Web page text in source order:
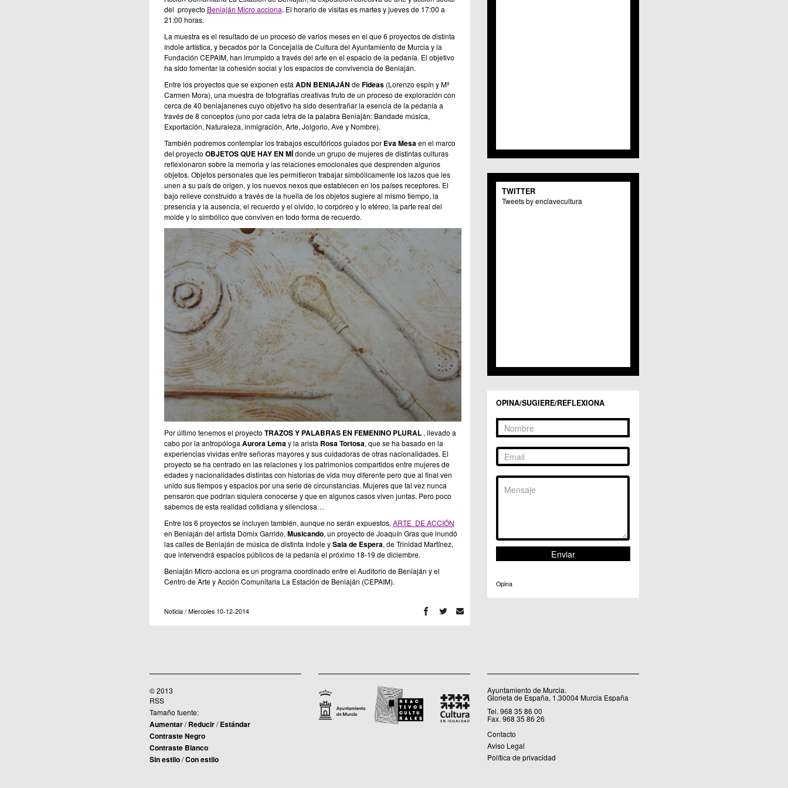
del proyecto Beniaján Micro acciona. El horario de visitas es martes y jueves de 17:00 a
21:00 horas.
La muestra es el resultado de un proceso de varios meses en el que 6 proyectos de distinta
índole artística, y becados por la Concejalía de Cultura del Ayuntamiento de Murcia y la
Fundación CEPAIM, han irrumpido a través del arte en el espacio de la pedanía. El objetivo
ha sido fomentar la cohesión social y los espacios de convivencia de Beniaján.
Entre los proyectos que se exponen está ADN BENIAJÁN deFideas(Lorenzo espín y Mª
Carmen Mora), una muestra de fotografías creativas fruto de un proceso de exploración con
cerca de 40 beniajanenes cuyo objetivo ha sido desentrañar la esencia de la pedanía a
través de 8 conceptos (uno por cada letra de la palabra Beniaján: Bandade música,
Exportación, Naturaleza, inmigración, Arte, Jolgorio, Ave y Nombre).
También podremos contemplar los trabajos escultóricos guiados por Eva Mesa en el marco
del proyecto OBJETOS QUE HAY EN MÍdonde un grupo de mujeres de distintas culturas
reflexionaron sobre la memoria y las relaciones emocionales que desprenden algunos
objetos. Objetos personales que les permitieron trabajar simbólicamente los lazos que les
unen a su país de origen, y los nuevos nexos que establecen en los países receptores. El
bajo relieve construido a través de la huella de los objetos sugiere al mismo tiempo, la
presencia y la ausencia, el recuerdo y el olvido, lo corpóreo y lo etéreo, la parte real del
molde y lo simbólico que conviven en todo forma de recuerdo.
Por último tenemos el proyecto TRAZOS Y PALABRAS EN FEMENINO PLURAL, llevado a
cabo por la antropóloga Aurora Lema y la arista Rosa Tortosa, que se ha basado en la
experiencias vividas entre señoras mayores y sus cuidadoras de otras nacionalidades. El
proyecto se ha centrado en las relaciones y los patrimonios compartidos entre mujeres de
edades y nacionalidades distintas con historias de vida muy diferente pero que al final ven
unido sus tiempos y espacios por una serie de circunstancias. Mujeres que tal vez nunca
pensaron que podrían siquiera conocerse y que en algunos casos viven juntas. Pero poco
sabemos de esta realidad cotidiana y silenciosa…
Entre los 6 proyectos se incluyen también, aunque no serán expuestos, ARTE DE ACCIÓN
en Beniaján del artista Domix Garrido, Musicando, un proyecto de Joaquín Gras que inundó
las calles de Beniaján de música de distinta índole ySala de Espera, de Trinidad Martínez,
que intervendrá espacios públicos de la pedanía el próximo 18-19 de diciembre.
Beniaján Micro-acciona es un programa coordinado entre el Auditorio de Beniaján y el
Centro de Arte y Acción Comunitaria La Estación de Beniaján (CEPAIM).
Noticia / Miercoles 10-12-2014
C.C.S. La Paz
C.M. El Carmen
Centros Culturales
C.C. Puertas de Castilla
C.C. Zarandona
TWITTER
Tweets by enclavecultura
OPINA/SUGIERE/REFLEXIONA
Opina
© 2013
RSS
Tamaño fuente:
Aumentar/Reducir/Estándar
Contraste Negro
Contraste Blanco
Sin estilo/Con estilo
Ayuntamiento de Murcia.
Glorieta de España, 1.30004 Murcia España
Tel. 968 35 86 00
Fax. 968 35 86 26
Contacto
Aviso Legal
Política de privacidad